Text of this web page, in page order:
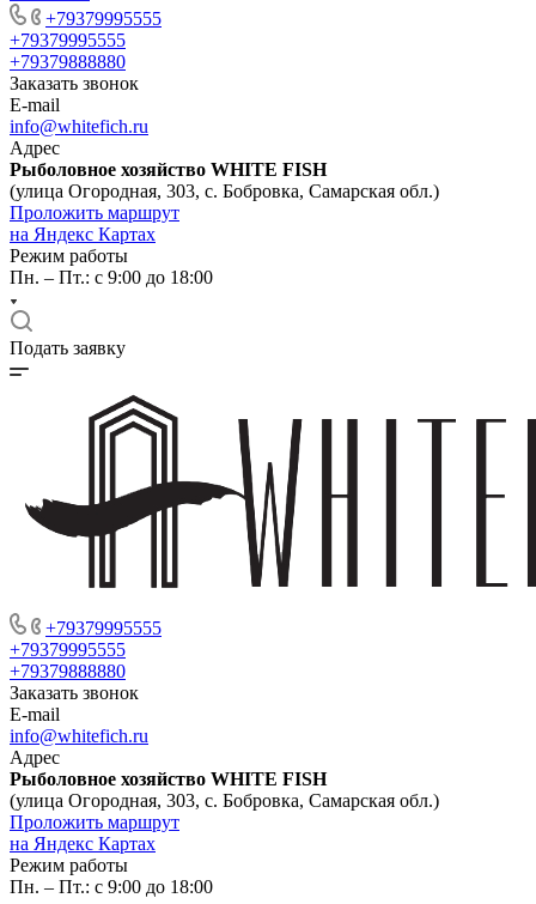
+79379995555
+79379995555
+79379888880
Заказать звонок
E-mail
info@whitefich.ru
Адрес
Рыболовное хозяйство WHITE FISH
(улица Огородная, 303, с. Бобровка, Самарская обл.)
Проложить маршрут
на Яндекс Картах
Режим работы
Пн. – Пт.: с 9:00 до 18:00
Подать заявку
+79379995555
+79379995555
+79379888880
Заказать звонок
E-mail
info@whitefich.ru
Адрес
Рыболовное хозяйство WHITE FISH
(улица Огородная, 303, с. Бобровка, Самарская обл.)
Проложить маршрут
на Яндекс Картах
Режим работы
Пн. – Пт.: с 9:00 до 18:00